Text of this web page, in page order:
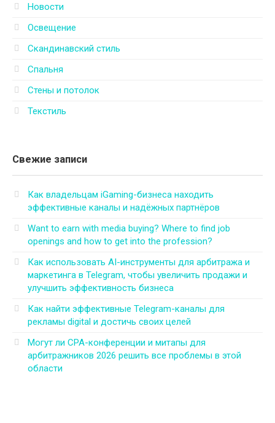
Новости
Освещение
Скандинавский стиль
Спальня
Стены и потолок
Текстиль
Свежие записи
Как владельцам iGaming-бизнеса находить
эффективные каналы и надёжных партнёров
Want to earn with media buying? Where to find job
openings and how to get into the profession?
Как использовать AI-инструменты для арбитража и
маркетинга в Telegram, чтобы увеличить продажи и
улучшить эффективность бизнеса
Как найти эффективные Telegram-каналы для
рекламы digital и достичь своих целей
Могут ли CPA-конференции и митапы для
арбитражников 2026 решить все проблемы в этой
области